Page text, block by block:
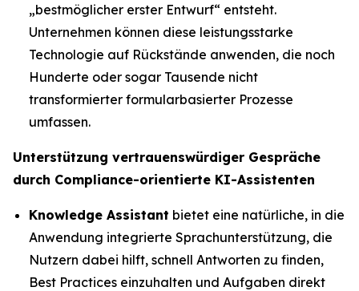
„bestmöglicher erster Entwurf“ entsteht.
Unternehmen können diese leistungsstarke
Technologie auf Rückstände anwenden, die noch
Hunderte oder sogar Tausende nicht
transformierter formularbasierter Prozesse
umfassen.
Unterstützung vertrauenswürdiger Gespräche
durch Compliance-orientierte KI-Assistenten
Knowledge Assistant bietet eine natürliche, in die
Anwendung integrierte Sprachunterstützung, die
Nutzern dabei hilft, schnell Antworten zu finden,
Best Practices einzuhalten und Aufgaben direkt